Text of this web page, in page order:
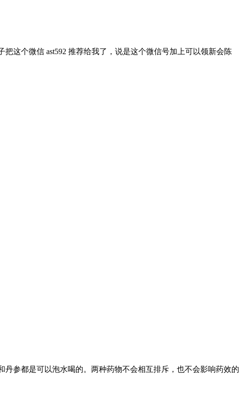
这个微信 ast592 推荐给我了，说是这个微信号加上可以领新会陈
参都是可以泡水喝的。两种药物不会相互排斥，也不会影响药效的